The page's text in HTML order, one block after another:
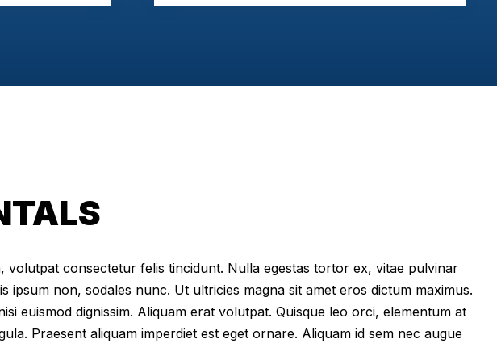
volutpat consectetur felis tincidunt. Nulla egestas tortor ex, vitae pulvinar
non, sodales nunc. Ut ultricies magna sit amet eros dictum maximus.
euismod dignissim. Aliquam erat volutpat. Quisque leo orci, elementum at
Praesent aliquam imperdiet est eget ornare. Aliquam id sem nec augue